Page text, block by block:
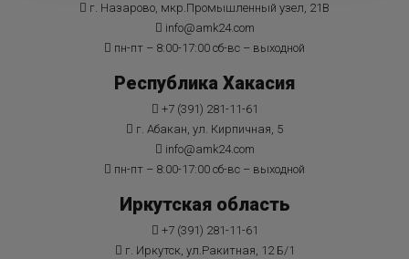
г. Назарово, мкр.Промышленный узел, 21В
info@amk24.com
пн-пт – 8:00-17:00 сб-вс – выходной
Республика Хакасия
+7 (391) 281-11-61
г. Абакан, ул. Кирпичная, 5
info@amk24.com
пн-пт – 8:00-17:00 сб-вс – выходной
Иркутская область
+7 (391) 281-11-61
г. Иркутск, ул.Ракитная, 12 Б/1